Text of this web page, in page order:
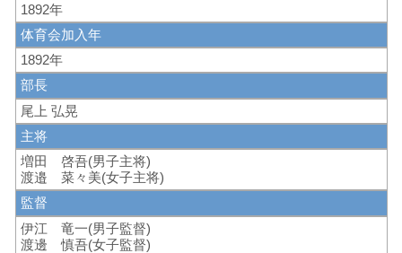
1892年
体育会加入年
1892年
部長
尾上 弘晃
主将
増田 啓吾(男子主将)
渡邉 菜々美(女子主将)
監督
伊江 竜一(男子監督)
渡邊 慎吾(女子監督)